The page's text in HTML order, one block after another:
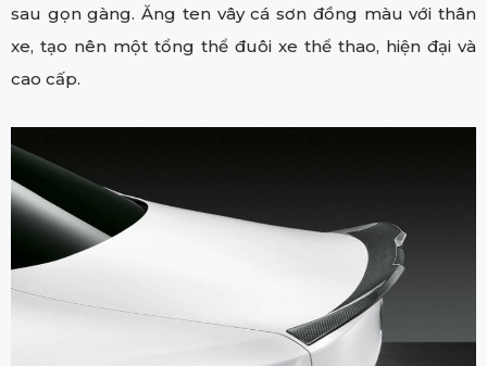
sau gọn gàng. Ăng ten vây cá sơn đồng màu với thân
xe, tạo nên một tổng thể đuôi xe thể thao, hiện đại và
cao cấp.